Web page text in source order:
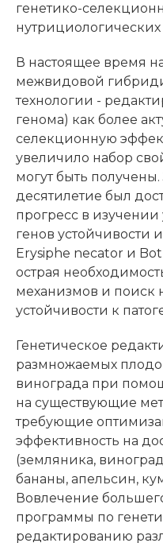
генетико-
В настоящее время
межвидовой
технологии -
генома) как более
селекционную
увеличило набор
могут быть
десятилетие был
прогресс в
генов устойчивости
Erysiphe necator и
острая
механизмов и поиск
устойчивости к
Генетическое
размножаемых
винограда при
на существующие
требующие
эффективность на
(земляника,
бананы, апельсин,
Вовлечение
программы по
редактированию